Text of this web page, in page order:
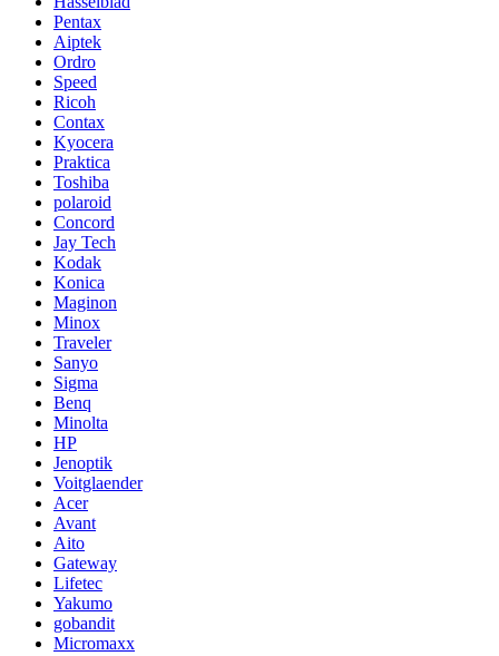
Pentax
Aiptek
Ordro
Speed
Ricoh
Contax
Kyocera
Praktica
Toshiba
polaroid
Concord
Jay Tech
Kodak
Konica
Maginon
Minox
Traveler
Sanyo
Sigma
Benq
Minolta
HP
Jenoptik
Voitglaender
Acer
Avant
Aito
Gateway
Lifetec
Yakumo
gobandit
Micromaxx